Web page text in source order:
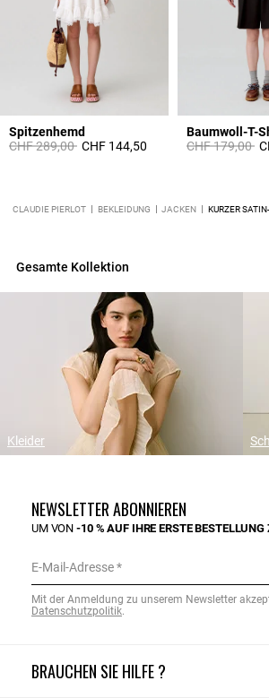
Spitzenhemd
Price reduced from
CHF 289,00toCHF 144,50
Price reduced
CHF 179,00to
CLAUDIE PIERLOT BEKLEIDUNG JACKEN KURZER
Gesamte Kollektion
Kleider
BRAUCHEN SIE HILFE ?
NEWSLETTER ABONNIEREN
UM VON-10 % AUF IHRE ERSTE
E-Mail-Adresse
Mit der Anmeldung zu unserem Newsletter
Datenschutzpolitik.